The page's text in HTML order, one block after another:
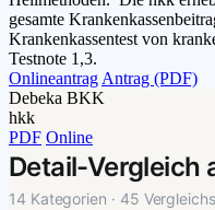
gesamte
Krankenkassentest von
Testnote 1,3.
Onlineantrag Antrag (PDF)
Debeka BKK
hkk
PDF Online
Detail-Vergleich
14 Kategorien · 45